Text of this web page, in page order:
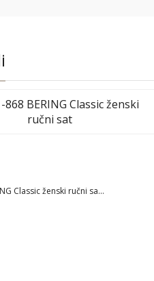
Classic ženski ručni sa...